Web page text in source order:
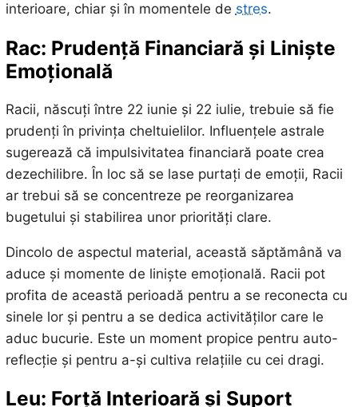
interioare, chiar și în momentele de stres.
Rac: Prudență Financiară și Liniște
Emoțională
Racii, născuți între 22 iunie și 22 iulie, trebuie să fie
prudenți în privința cheltuielilor. Influențele astrale
sugerează că impulsivitatea financiară poate crea
dezechilibre. În loc să se lase purtați de emoții, Racii
ar trebui să se concentreze pe reorganizarea
bugetului și stabilirea unor priorități clare.
Dincolo de aspectul material, această săptămână va
aduce și momente de liniște emoțională. Racii pot
profita de această perioadă pentru a se reconecta cu
sinele lor și pentru a se dedica activităților care le
aduc bucurie. Este un moment propice pentru auto-
reflecție și pentru a-și cultiva relațiile cu cei dragi.
Leu: Forță Interioară și Suport